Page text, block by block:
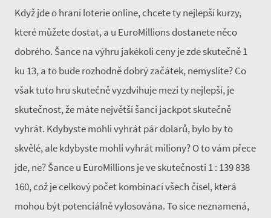
Když jde o hraní loterie online, chcete ty nejlepší kurzy,
které můžete dostat, a u EuroMillions dostanete něco
dobrého. Šance na výhru jakékoli ceny je zde skutečně 1
ku 13, a to bude rozhodně dobrý začátek, nemyslíte? Co
však tuto hru skutečně vyzdvihuje mezi ty nejlepší, je
skutečnost, že máte největší šanci jackpot skutečně
vyhrát. Kdybyste mohli vyhrát pár dolarů, bylo by to
skvělé, ale kdybyste mohli vyhrát miliony? O to vám přece
jde, ne? Šance u EuroMillions je ve skutečnosti 1 : 139 838
160, což je celkový počet kombinací všech čísel, která
mohou být potenciálně vylosována. To sice neznamená,